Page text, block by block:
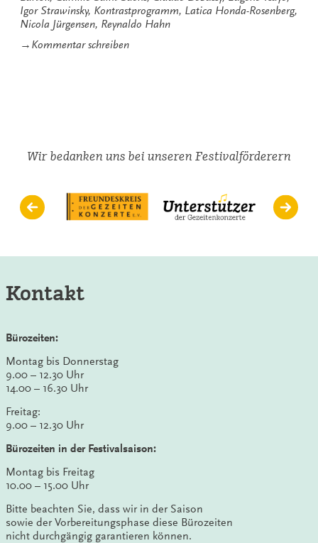
Igor Strawinsky, Kontrastprogramm, Latica Honda-Rosenberg,
Nicola Jürgensen, Reynaldo Hahn
→ Kommentar schreibenzu
Wir bedanken uns bei unseren Festivalförderern
Kontakt
Bürozeiten:
Montag bis Donnerstag
9.00 – 12.30 Uhr
14.00 – 16.30 Uhr
Freitag:
9.00 – 12.30 Uhr
Bürozeiten in der Festivalsaison:
Montag bis Freitag
10.00 – 15.00 Uhr
Bitte beachten Sie, dass wir in der Saison
sowie der Vorbereitungsphase diese Bürozeiten
nicht durchgängig garantieren können.